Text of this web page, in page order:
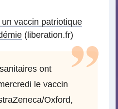
vaccin patriotique
(liberation.fr)
ont
le vaccin
Oxford,